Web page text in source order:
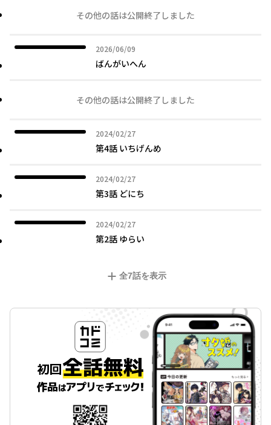
その他の話は公開終了しました
2026/06/09
2026年06月09日
ばんがいへん
その他の話は公開終了しました
2024/02/27
2024年02月27日
第4話 いちげんめ
2024/02/27
2024年02月27日
第3話 どにち
2024/02/27
2024年02月27日
第2話 ゆらい
全7話を表示